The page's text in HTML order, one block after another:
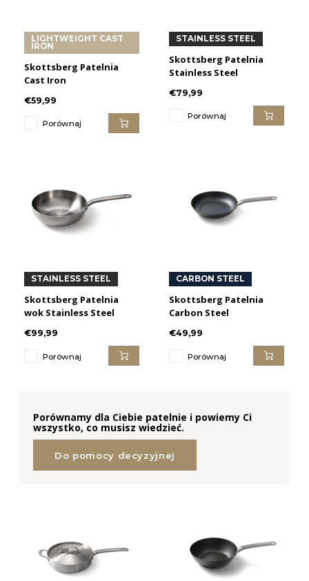
LIGHTWEIGHT CAST
IRON
Skottsberg Patelnia
Cast Iron
€59,99
Porównaj
STAINLESS STEEL
Skottsberg Patelnia
Stainless Steel
€79,99
Porównaj
STAINLESS STEEL
Skottsberg Patelnia
wok Stainless Steel
€99,99
Porównaj
CARBON STEEL
Skottsberg Patelnia
Carbon Steel
€49,99
Porównaj
Porównamy dla Ciebie patelnie i powiemy Ci
wszystko, co musisz wiedzieć.
Do pomocy decyzyjnej